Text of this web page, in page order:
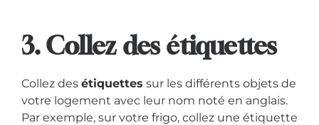
3. Collez des étiquettes
Collez des étiquettes sur les différents objets de
votre logement avec leur nom noté en anglais.
Par exemple, sur votre frigo, collez une étiquette